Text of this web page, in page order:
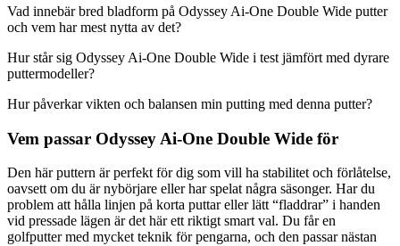
Vad innebär bred bladform på Odyssey Ai-One Double Wide putter
och vem har mest nytta av det?
Hur står sig Odyssey Ai-One Double Wide i test jämfört med dyrare
puttermodeller?
Hur påverkar vikten och balansen min putting med denna putter?
Vem passar Odyssey Ai-One Double Wide för
Den här puttern är perfekt för dig som vill ha stabilitet och förlåtelse,
oavsett om du är nybörjare eller har spelat några säsonger. Har du
problem att hålla linjen på korta puttar eller lätt “fladdrar” i handen
vid pressade lägen är det här ett riktigt smart val. Du får en
golfputter med mycket teknik för pengarna, och den passar nästan